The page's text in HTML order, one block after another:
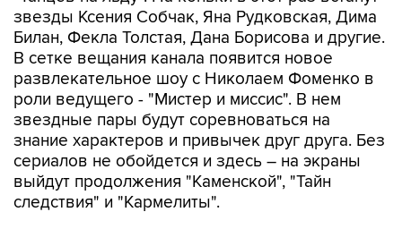
звезды Ксения Собчак, Яна Рудковская, Дима
Билан, Фекла Толстая, Дана Борисова и другие.
В сетке вещания канала появится новое
развлекательное шоу с Николаем Фоменко в
роли ведущего - "Мистер и миссис". В нем
звездные пары будут соревноваться на
знание характеров и привычек друг друга. Без
сериалов не обойдется и здесь – на экраны
выйдут продолжения "Каменской", "Тайн
следствия" и "Кармелиты".